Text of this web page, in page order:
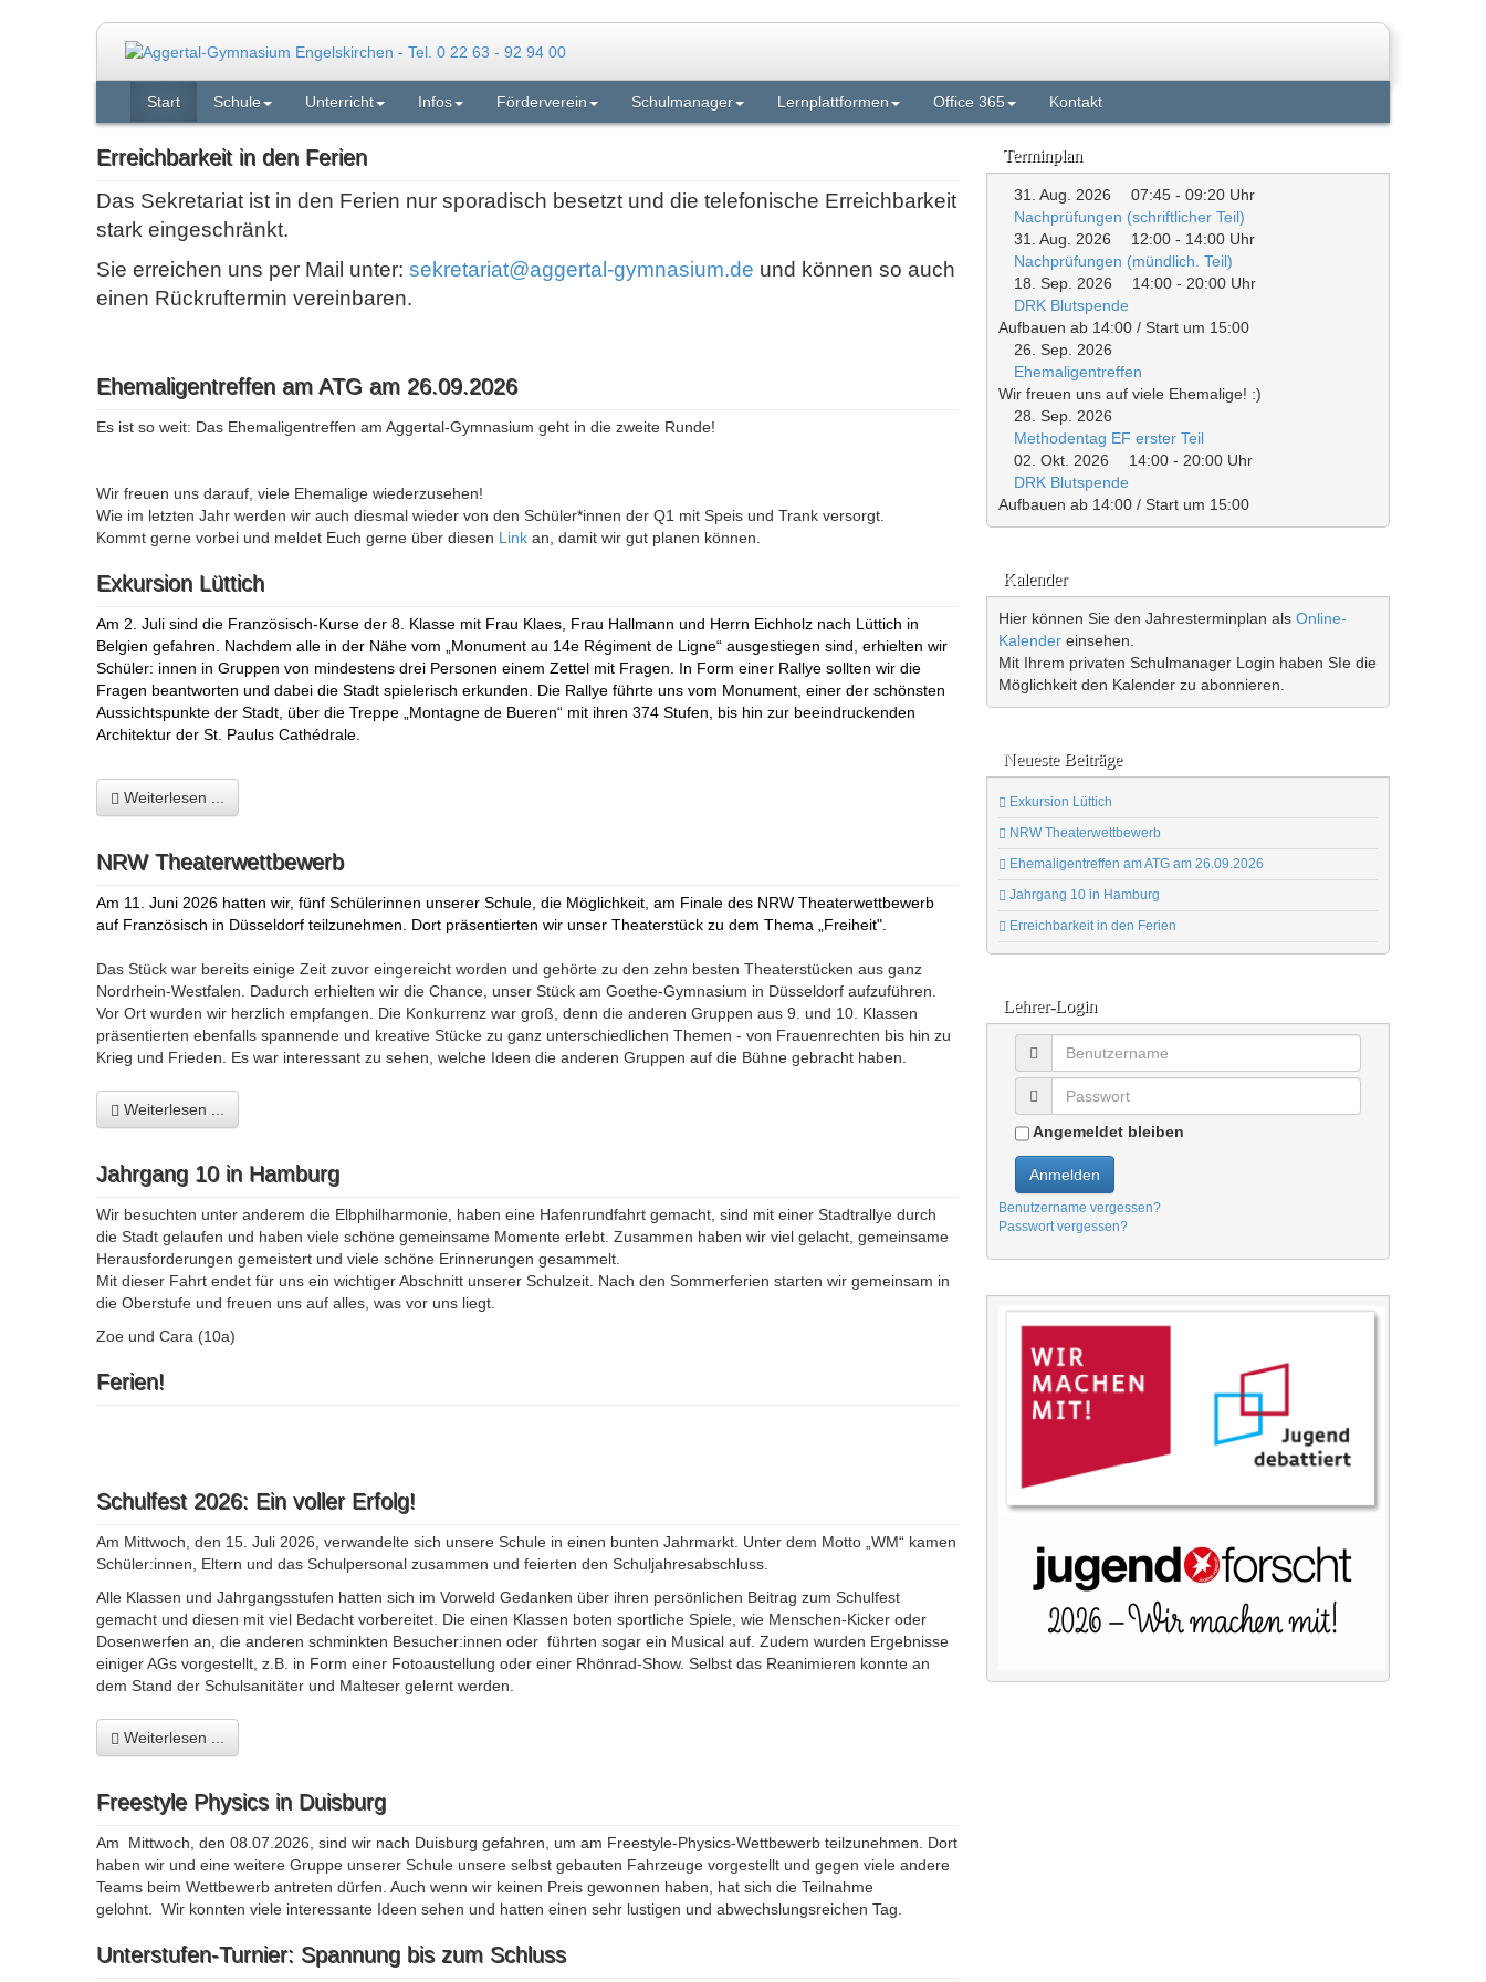
Start Schule Unterricht Infos Förderverein Schulmanager Lernplattformen Office 365 Kontakt
Erreichbarkeit in den Ferien
Das Sekretariat ist in den Ferien nur sporadisch besetzt und die telefonische Erreichbarkeit
stark eingeschränkt.
Sie erreichen uns per Mail unter: sekretariat@aggertal-gymnasium.de und können so auch
einen Rückruftermin vereinbaren.
Ehemaligentreffen am ATG am 26.09.2026
Es ist so weit: Das Ehemaligentreffen am Aggertal-Gymnasium geht in die zweite Runde!
Wir freuen uns darauf, viele Ehemalige wiederzusehen!
Wie im letzten Jahr werden wir auch diesmal wieder von den Schüler*innen der Q1 mit Speis und Trank versorgt.
Kommt gerne vorbei und meldet Euch gerne über diesen Link an, damit wir gut planen können.
Exkursion Lüttich
Am 2. Juli sind die Französisch-Kurse der 8. Klasse mit Frau Klaes, Frau Hallmann und Herrn Eichholz nach Lüttich in
Belgien gefahren. Nachdem alle in der Nähe vom „Monument au 14e Régiment de Ligne“ ausgestiegen sind, erhielten wir
Schüler: innen in Gruppen von mindestens drei Personen einem Zettel mit Fragen. In Form einer Rallye sollten wir die
Fragen beantworten und dabei die Stadt spielerisch erkunden. Die Rallye führte uns vom Monument, einer der schönsten
Aussichtspunkte der Stadt, über die Treppe „Montagne de Bueren“ mit ihren 374 Stufen, bis hin zur beeindruckenden
Architektur der St. Paulus Cathédrale.
Weiterlesen ...
NRW Theaterwettbewerb
Am 11. Juni 2026 hatten wir, fünf Schülerinnen unserer Schule, die Möglichkeit, am Finale des NRW Theaterwettbewerb
auf Französisch in Düsseldorf teilzunehmen. Dort präsentierten wir unser Theaterstück zu dem Thema „Freiheit".
Das Stück war bereits einige Zeit zuvor eingereicht worden und gehörte zu den zehn besten Theaterstücken aus ganz
Nordrhein-Westfalen. Dadurch erhielten wir die Chance, unser Stück am Goethe-Gymnasium in Düsseldorf aufzuführen.
Vor Ort wurden wir herzlich empfangen. Die Konkurrenz war groß, denn die anderen Gruppen aus 9. und 10. Klassen
präsentierten ebenfalls spannende und kreative Stücke zu ganz unterschiedlichen Themen - von Frauenrechten bis hin zu
Krieg und Frieden. Es war interessant zu sehen, welche Ideen die anderen Gruppen auf die Bühne gebracht haben.
Weiterlesen ...
Jahrgang 10 in Hamburg
Wir besuchten unter anderem die Elbphilharmonie, haben eine Hafenrundfahrt gemacht, sind mit einer Stadtrallye durch
die Stadt gelaufen und haben viele schöne gemeinsame Momente erlebt. Zusammen haben wir viel gelacht, gemeinsame
Herausforderungen gemeistert und viele schöne Erinnerungen gesammelt.
Mit dieser Fahrt endet für uns ein wichtiger Abschnitt unserer Schulzeit. Nach den Sommerferien starten wir gemeinsam in
die Oberstufe und freuen uns auf alles, was vor uns liegt.
Zoe und Cara (10a)
Ferien!
Schulfest 2026: Ein voller Erfolg!
Am Mittwoch, den 15. Juli 2026, verwandelte sich unsere Schule in einen bunten Jahrmarkt. Unter dem Motto „WM“ kamen
Schüler:innen, Eltern und das Schulpersonal zusammen und feierten den Schuljahresabschluss.
Alle Klassen und Jahrgangsstufen hatten sich im Vorweld Gedanken über ihren persönlichen Beitrag zum Schulfest
gemacht und diesen mit viel Bedacht vorbereitet. Die einen Klassen boten sportliche Spiele, wie Menschen-Kicker oder
Dosenwerfen an, die anderen schminkten Besucher:innen oder führten sogar ein Musical auf. Zudem wurden Ergebnisse
einiger AGs vorgestellt, z.B. in Form einer Fotoaustellung oder einer Rhönrad-Show. Selbst das Reanimieren konnte an
dem Stand der Schulsanitäter und Malteser gelernt werden.
Weiterlesen ...
Freestyle Physics in Duisburg
Am Mittwoch, den 08.07.2026, sind wir nach Duisburg gefahren, um am Freestyle-Physics-Wettbewerb teilzunehmen. Dort
haben wir und eine weitere Gruppe unserer Schule unsere selbst gebauten Fahrzeuge vorgestellt und gegen viele andere
Teams beim Wettbewerb antreten dürfen. Auch wenn wir keinen Preis gewonnen haben, hat sich die Teilnahme
gelohnt. Wir konnten viele interessante Ideen sehen und hatten einen sehr lustigen und abwechslungsreichen Tag.
Unterstufen-Turnier: Spannung bis zum Schluss
Terminplan
31. Aug. 2026 07:45 - 09:20 Uhr
Nachprüfungen (schriftlicher Teil)
31. Aug. 2026
12:00 - 14:00 Uhr
Nachprüfungen (mündlich. Teil)
18. Sep. 2026
14:00 - 20:00 Uhr
DRK Blutspende
Aufbauen ab 14:00 / Start um 15:00
26. Sep. 2026
Ehemaligentreffen
Wir freuen uns auf viele Ehemalige! :)
28. Sep. 2026
Methodentag EF erster Teil
02. Okt. 2026
14:00 - 20:00 Uhr
DRK Blutspende
Aufbauen ab 14:00 / Start um 15:00
Kalender
Hier können Sie den Jahresterminplan als Online-
Kalender einsehen.
Mit Ihrem privaten Schulmanager Login haben SIe die
Möglichkeit den Kalender zu abonnieren.
Neueste Beiträge
Exkursion Lüttich
NRW Theaterwettbewerb
Ehemaligentreffen am ATG am 26.09.2026
Jahrgang 10 in Hamburg
Erreichbarkeit in den Ferien
Lehrer-Login
Angemeldet bleiben
Anmelden
Benutzername vergessen?
Passwort vergessen?